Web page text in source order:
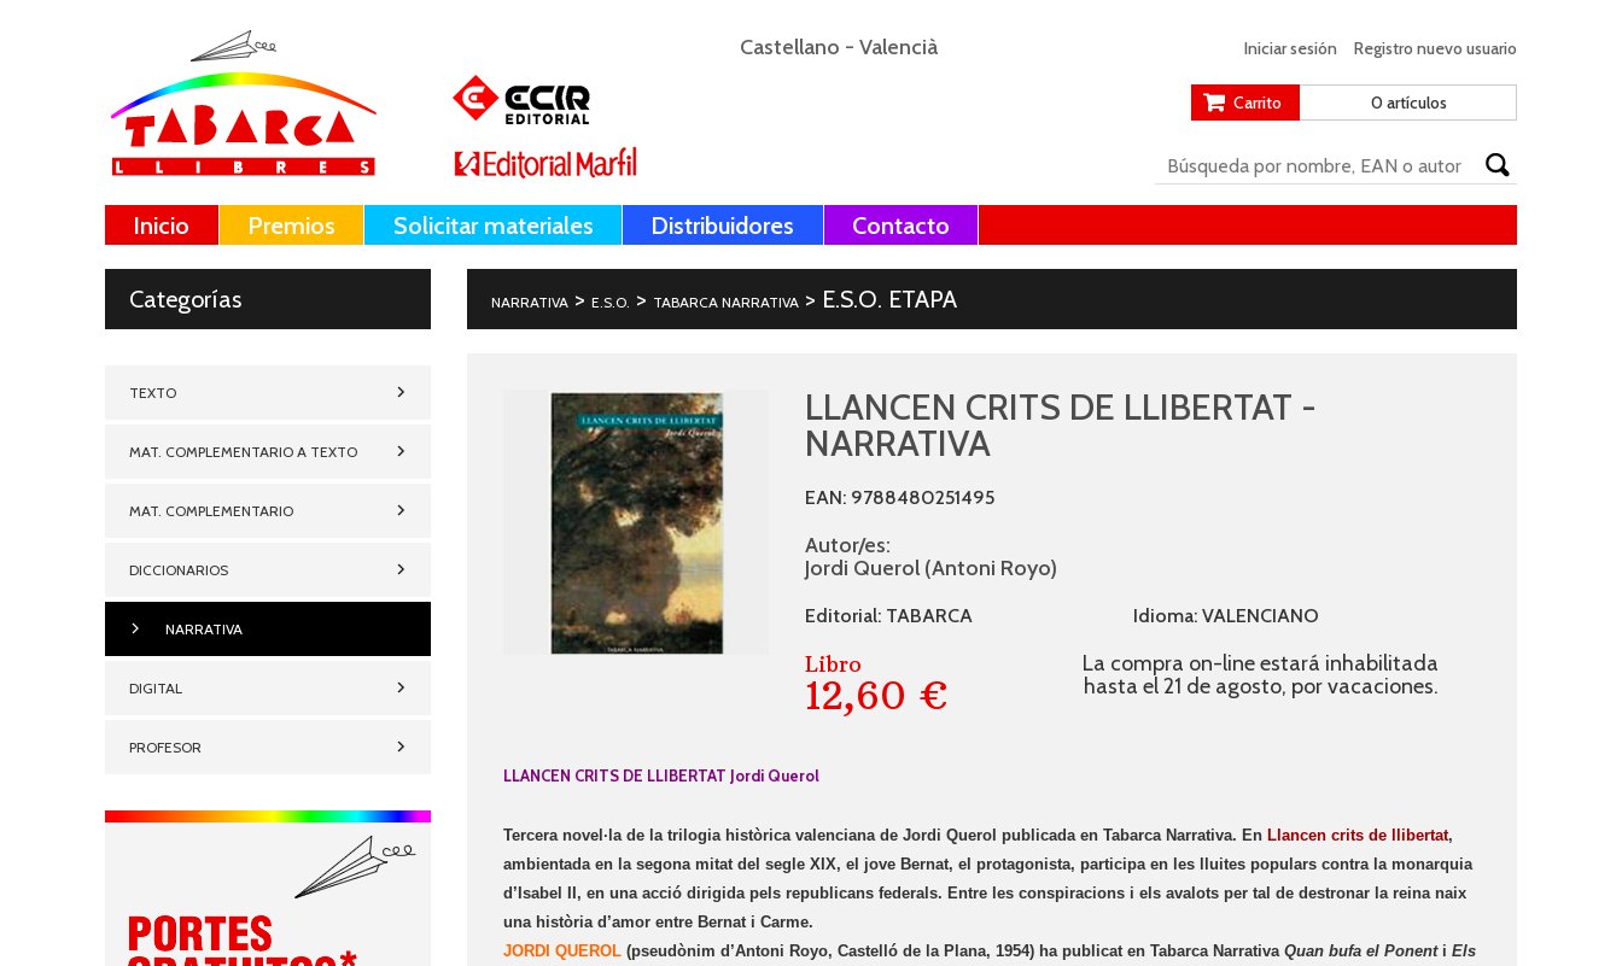
Castellano - Valencià Iniciar sesión Registro nuevo usuario
Carrito 0 artículos
Inicio Premios Solicitar materiales Distribuidores Contacto
Categorías
TEXTO
MAT. COMPLEMENTARIO A TEXTO
MAT. COMPLEMENTARIO
DICCIONARIOS
NARRATIVA
DIGITAL
PROFESOR
NARRATIVA >E.S.O. > TABARCA NARRATIVA > E.S.O. ETAPA
LLANCEN CRITS DE LLIBERTAT -
NARRATIVA
EAN: 9788480251495
Autor/es:
Jordi Querol (Antoni Royo)
Editorial: TABARCA Idioma: VALENCIANO
Libro
12,60 €
La compra on-line estará inhabilitada
hasta el 21 de agosto, por vacaciones.
LLANCEN CRITS DE LLIBERTAT Jordi Querol
Tercera novel·la de la trilogia històrica valenciana de Jordi Querol publicada en Tabarca Narrativa. En Llancen crits de llibertat,
ambientada en la segona mitat del segle XIX, el jove Bernat, el protagonista, participa en les lluites populars contra la monarquia
d’Isabel II, en una acció dirigida pels republicans federals. Entre les conspiracions i els avalots per tal de destronar la reina naix
una història d’amor entre Bernat i Carme.
JORDI QUEROL (pseudònim d’Antoni Royo, Castelló de la Plana, 1954) ha publicat en Tabarca NarrativaQuan bufa el PonentiEls